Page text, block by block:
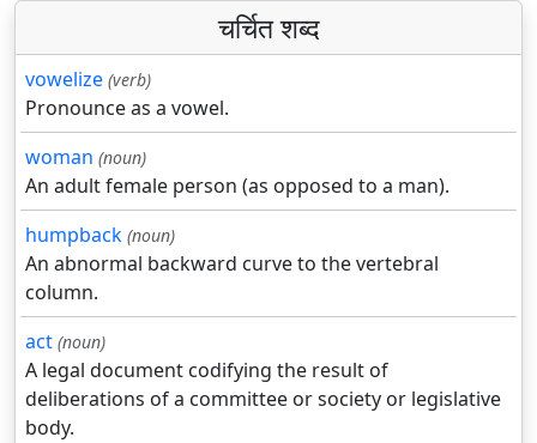
चर्चित शब्द
vowelize (verb)
Pronounce as a vowel.
woman (noun)
An adult female person (as opposed to a man).
humpback (noun)
An abnormal backward curve to the vertebral
column.
act (noun)
A legal document codifying the result of
deliberations of a committee or society or legislative
body.